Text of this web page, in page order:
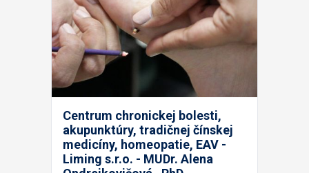
Centrum chronickej bolesti,
akupunktúry, tradičnej čínskej
medicíny, homeopatie, EAV -
Liming s.r.o. - MUDr. Alena